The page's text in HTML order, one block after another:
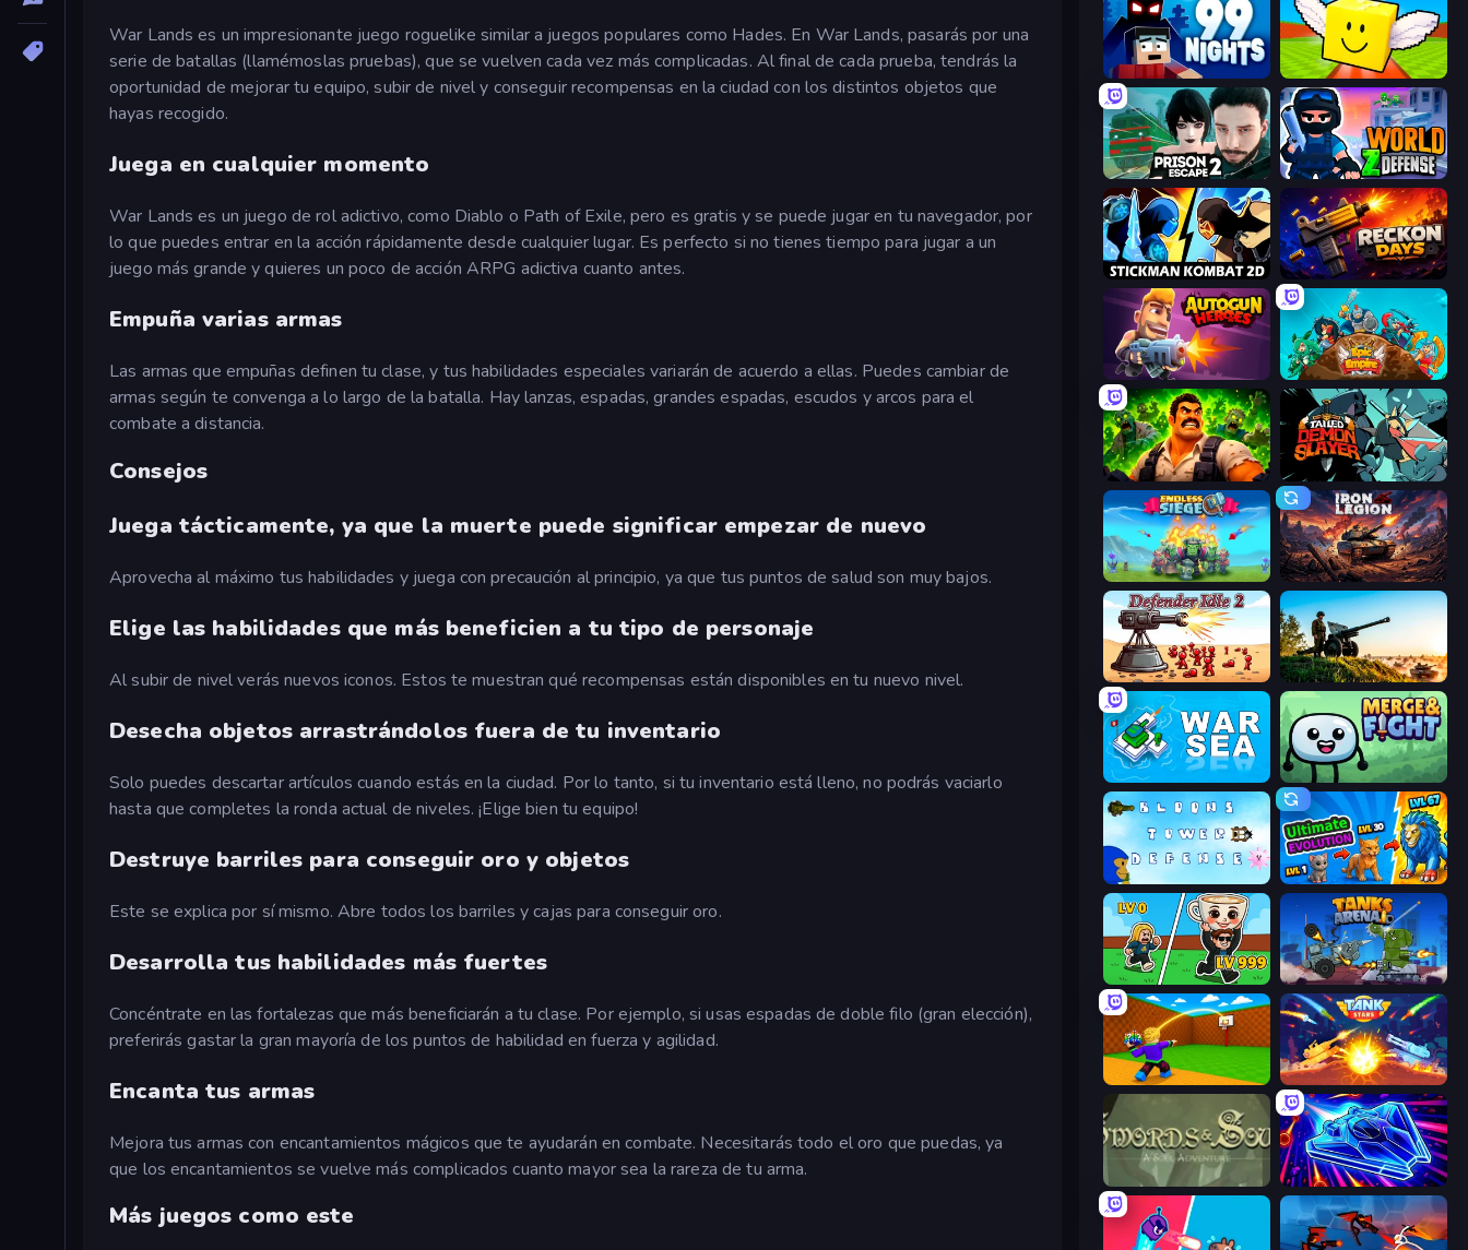
War Lands es un impresionante juego roguelike similar a juegos populares como Hades. En War Lands, pasarás por una
serie de batallas (llamémoslas pruebas), que se vuelven cada vez más complicadas. Al final de cada prueba, tendrás la
oportunidad de mejorar tu equipo, subir de nivel y conseguir recompensas en la ciudad con los distintos objetos que
hayas recogido.
Juega en cualquier momento
War Lands es un juego de rol adictivo, como Diablo o Path of Exile, pero es gratis y se puede jugar en tu navegador, por
lo que puedes entrar en la acción rápidamente desde cualquier lugar. Es perfecto si no tienes tiempo para jugar a un
juego más grande y quieres un poco de acción ARPG adictiva cuanto antes.
Empuña varias armas
Las armas que empuñas definen tu clase, y tus habilidades especiales variarán de acuerdo a ellas. Puedes cambiar de
armas según te convenga a lo largo de la batalla. Hay lanzas, espadas, grandes espadas, escudos y arcos para el
combate a distancia.
Consejos
Juega tácticamente, ya que la muerte puede significar empezar de nuevo
Aprovecha al máximo tus habilidades y juega con precaución al principio, ya que tus puntos de salud son muy bajos.
Elige las habilidades que más beneficien a tu tipo de personaje
Al subir de nivel verás nuevos iconos. Estos te muestran qué recompensas están disponibles en tu nuevo nivel.
Desecha objetos arrastrándolos fuera de tu inventario
Solo puedes descartar artículos cuando estás en la ciudad. Por lo tanto, si tu inventario está lleno, no podrás vaciarlo
hasta que completes la ronda actual de niveles. ¡Elige bien tu equipo!
Destruye barriles para conseguir oro y objetos
Este se explica por sí mismo. Abre todos los barriles y cajas para conseguir oro.
Desarrolla tus habilidades más fuertes
Concéntrate en las fortalezas que más beneficiarán a tu clase. Por ejemplo, si usas espadas de doble filo (gran elección),
preferirás gastar la gran mayoría de los puntos de habilidad en fuerza y agilidad.
Encanta tus armas
Mejora tus armas con encantamientos mágicos que te ayudarán en combate. Necesitarás todo el oro que puedas, ya
que los encantamientos se vuelve más complicados cuanto mayor sea la rareza de tu arma.
Más juegos como este
99 Nights (Bloxd.io) Lucky Brainrot Blocks Online
Prison Escape 2 World Z Defense - Zombie Defense
Stickman Kombat 2D Reckon Days
Autogun Heroes Epic Empire: Tower Defense
Zombie Lab Escape Tailed Demon Slayer
Endless Siege Iron Legion
Defender Idle 2 Artillery Vs Tanks
War Sea Merge & Fight
Ultimate Evolution
Brainrot Arena Online Tanks Arena io: Craft & Combat
Throw a Lucky Block Tank Stars
Swords & Souls Stellar Swarm